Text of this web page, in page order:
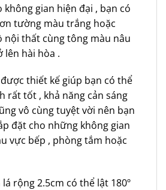
gian hiện đại , bạn có
tường màu trắng hoặc
nội thất cùng tông màu nâu
lên hài hòa .
thiết kế giúp bạn có thể
rất tốt , khả năng cản sáng
vô cùng tuyệt vời nên bạn
đặt cho những không gian
vực bếp , phòng tắm hoặc
rộng 2.5cm có thể lật 180º